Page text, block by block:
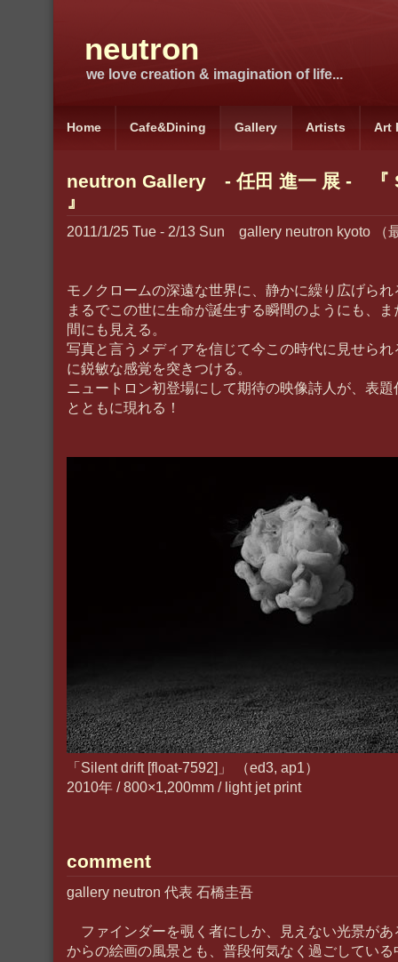
neutron
we love creation & imagination of life...
Home Cafe&Dining Gallery Artists Art
neutron Gallery - 任田 進一 展 - 『
』
2011/1/25 Tue - 2/13 Sun gallery neutron kyoto （
モノクロームの深遠な世界に、静かに繰り広げら
まるでこの世に生命が誕生する瞬間のようにも、
間にも見える。
写真と言うメディアを信じて今この時代に見せら
に鋭敏な感覚を突きつける。
ニュートロン初登場にして期待の映像詩人が、表
とともに現れる！
「Silent drift [float-7592]」 （ed3, ap1）
2010年 / 800×1,200mm / light jet print
comment
gallery neutron 代表 石橋圭吾
ファインダーを覗く者にしか、見えない光景があ
からの絵画の風景とも、普段何気なく過ごしてい